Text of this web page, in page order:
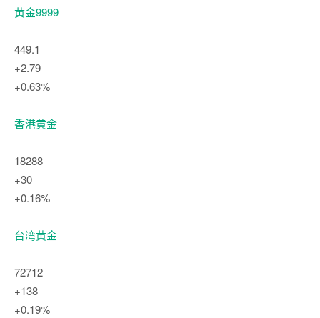
黄金9999
449.1
+2.79
+0.63%
香港黄金
18288
+30
+0.16%
台湾黄金
72712
+138
+0.19%